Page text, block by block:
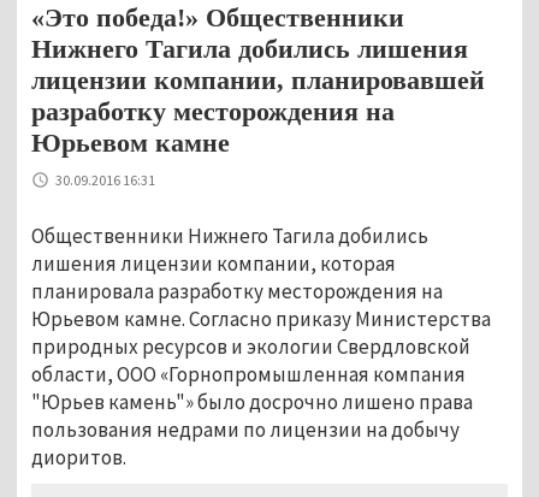
«Это победа!» Общественники
Нижнего Тагила добились лишения
лицензии компании, планировавшей
разработку месторождения на
Юрьевом камне
30.09.2016 16:31
Общественники Нижнего Тагила добились
лишения лицензии компании, которая
планировала разработку месторождения на
Юрьевом камне. Согласно приказу Министерства
природных ресурсов и экологии Свердловской
области, ООО «Горнопромышленная компания
"Юрьев камень"» было досрочно лишено права
пользования недрами по лицензии на добычу
диоритов.